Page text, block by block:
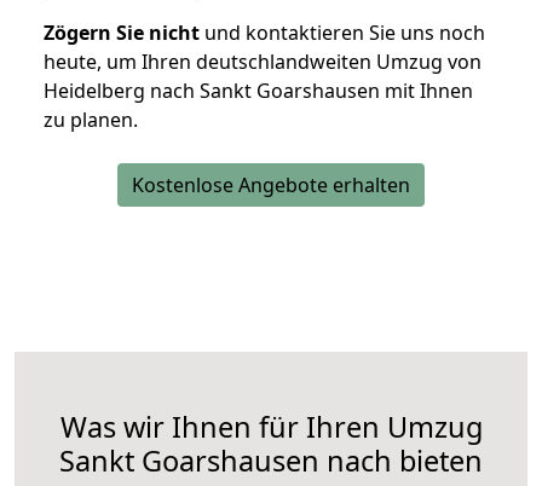
Zögern Sie nicht und kontaktieren Sie uns noch
heute, um Ihren deutschlandweiten Umzug von
Heidelberg nach Sankt Goarshausen mit Ihnen
zu planen.
Kostenlose Angebote erhalten
Was wir Ihnen für Ihren Umzug
Sankt Goarshausen nach bieten